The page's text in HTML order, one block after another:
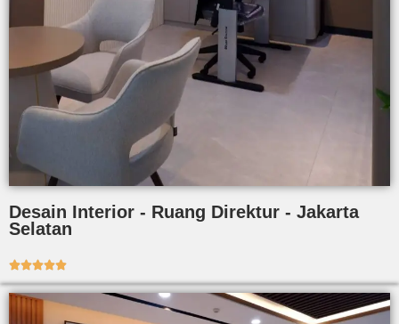
Desain Interior - Ruang Direktur - Jakarta
Selatan
